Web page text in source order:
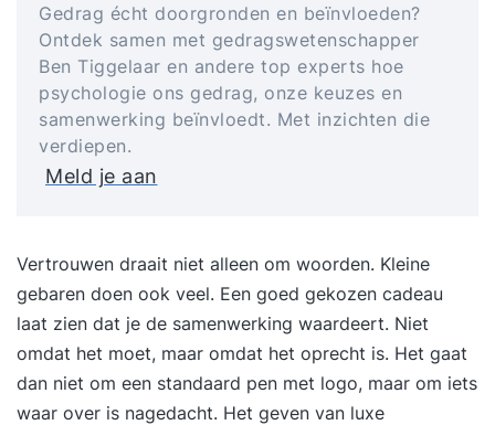
Gedrag écht doorgronden en beïnvloeden?
Ontdek samen met gedragswetenschapper
Ben Tiggelaar en andere top experts hoe
psychologie ons gedrag, onze keuzes en
samenwerking beïnvloedt. Met inzichten die
verdiepen.
Meld je aan
Vertrouwen draait niet alleen om woorden. Kleine
gebaren doen ook veel. Een goed gekozen cadeau
laat zien dat je de samenwerking waardeert. Niet
omdat het moet, maar omdat het oprecht is. Het gaat
dan niet om een standaard pen met logo, maar om iets
waar over is nagedacht. Het geven van luxe